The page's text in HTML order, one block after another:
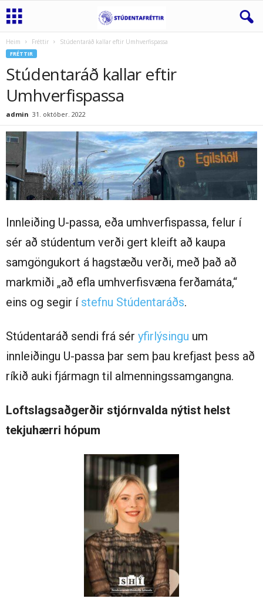
Heim Fréttir Stúdentaráð kallar eftir Umhverfispassa
FRÉTTIR
Stúdentaráð kallar eftir
Umhverfispassa
admin 31. október. 2022
Innleiðing U-passa, eða umhverfispassa, felur í
sér að stúdentum verði gert kleift að kaupa
samgöngukort á hagstæðu verði, með það að
markmiði „að efla umhverfisvæna ferðamáta,“
eins og segir í stefnu Stúdentaráðs.
Stúdentaráð sendi frá sér yfirlýsingu um
innleiðingu U-passa þar sem þau krefjast þess að
ríkið auki fjármagn til almenningssamgangna.
Loftslagsaðgerðir stjórnvalda nýtist helst
tekjuhærri hópum